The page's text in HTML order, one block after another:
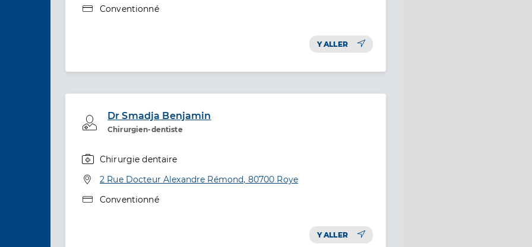
Type de convention
Conventionné
Y ALLER
Dr Smadja Benjamin
Chirurgien-dentiste
Professionel de santé
Chirurgie dentaire
Adresse
2 Rue Docteur Alexandre Rémond, 80700 Roye
Type de convention
Conventionné
Y ALLER